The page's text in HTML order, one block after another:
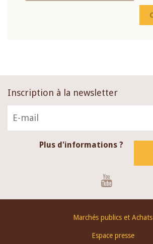
Inscription à la newsletter
Plus d'informations ?
Marchés publics et Achats
Espace presse